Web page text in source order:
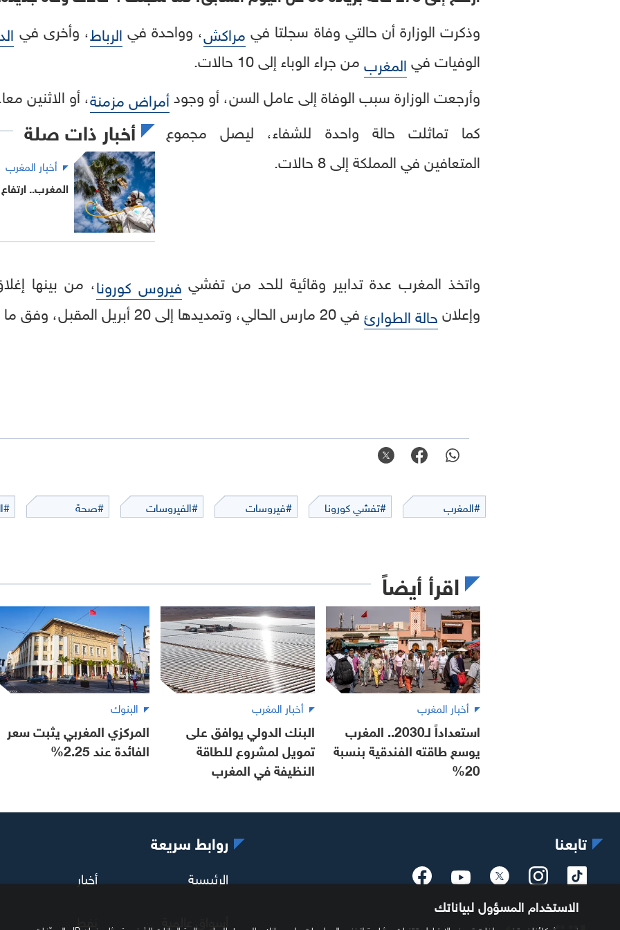
وذكرت الوزارة أن حالتي وفاة سجلتا في مراكش، وواحدة في الرباط، وأخرى في
الوفيات فيالمغربمن جراء الوباء إلى 10 حالات.
وأرجعت الوزارة سبب الوفاة إلى عامل السن، أو وجودأمراض مزمنة، أو الاثنين
أخبار ذات صلة
أخبار المغرب
المغرب.. ارتفاع
كما تماثلت حالة واحدة للشفاء، ليصل مجموع
المتعافين في المملكة إلى 8 حالات.
واتخذ المغرب عدة تدابير وقائية للحد من تفشي فيروس كورونا، من بينها
وإعلانحالة الطوارئفي 20 مارس الحالي، وتمديدها إلى 20 أبريل المقبل، وفق ما نقلت "رويترز".
#المغرب #تفشي كورونا #فيروسات #الفيروسات #صحة
اقرأ أيضاً
أخبار المغرب
استعداداً لـ2030.. المغرب
يوسع طاقته الفندقية بنسبة
20%
أخبار المغرب
البنك الدولي يوافق على
تمويل لمشروع للطاقة
النظيفة في المغرب
البنوك
المركزي المغربي يثبت سعر
الفائدة عند 2.25%
تابعنا روابط سريعة
الرئيسية
أخبار
الاستخدام المسؤول لبياناتك